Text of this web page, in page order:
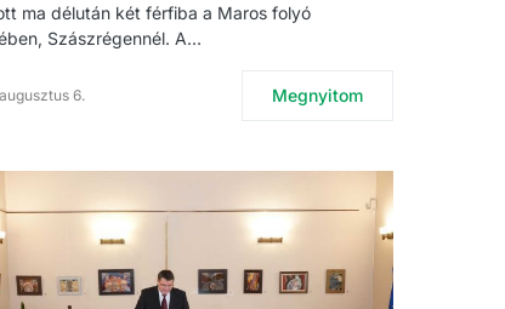
ma délután két férfiba a Maros folyó
Szászrégennél. A…
6. Megnyitom